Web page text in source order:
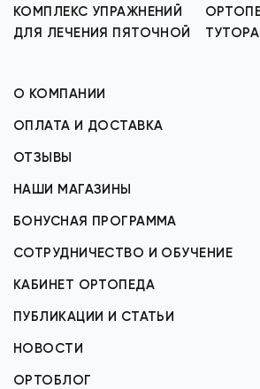
КОМПЛЕКС УПРАЖНЕНИЙ
ДЛЯ ЛЕЧЕНИЯ ПЯТОЧНОЙ
О КОМПАНИИ
ОПЛАТА И ДОСТАВКА
ОТЗЫВЫ
НАШИ МАГАЗИНЫ
БОНУСНАЯ ПРОГРАММА
СОТРУДНИЧЕСТВО И ОБУЧЕНИЕ
КАБИНЕТ ОРТОПЕДА
ПУБЛИКАЦИИ И СТАТЬИ
НОВОСТИ
ОРТОБЛОГ